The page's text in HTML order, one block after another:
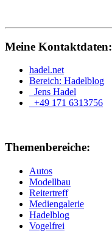
Meine Kontaktdaten:
hadel.net
Bereich: Hadelblog
Jens Hadel
+49 171 6313756
Themenbereiche:
Autos
Modellbau
Reitertreff
Mediengalerie
Hadelblog
Vogelfrei